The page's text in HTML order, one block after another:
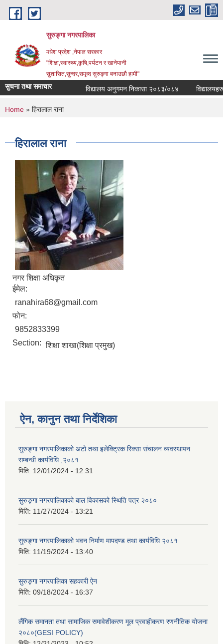
Skip to main content
सुरुङ्‍गा नगरपालिका
मधेश प्रदेश ,नेपाल सरकार
"शिक्षा,स्वास्थ्य,कृषि,पर्यटन र खानेपानी
सुशासित,सुन्दर,समृध्द सुरुङ्गा बनाउछौ हामी"
सुचना तथा समाचार विद्यालय अनुगमन निकासा २०८३/०८४
You are here
Home » हिरालाल राना
हिरालाल राना
नगर शिक्षा अधिकृत
ईमेल:
ranahira68@gmail.com
फोन:
9852833399
Section: शिक्षा शाखा(शिक्षा प्रमुख)
ऐन, कानुन तथा निर्देशिका
सुरुङ्गा नगरपालिकाको अटो तथा इलेक्ट्रिक रिक्सा संचालन व्यवस्थापन
सम्बन्धी कार्यविधि ,२०८१
मिति: 12/01/2024 - 12:31
सुरुङ्गा नगरपालिकाको बाल विकासको स्थिति पत्र २०८०
मिति: 11/27/2024 - 13:21
सुरुङ्गा नगरपालिकाको भवन निर्माण मापदण्ड तथा कार्यविधि २०८१
मिति: 11/19/2024 - 13:40
सुरुङ्गा नगरपालिका सहकारी ऐन
मिति: 09/18/2024 - 16:37
लैंगिक समानता तथा सामाजिक समावेशीकरण मूल प्रवाहीकरण रणनीतिक योजना
२०८०(GESI POLICY)